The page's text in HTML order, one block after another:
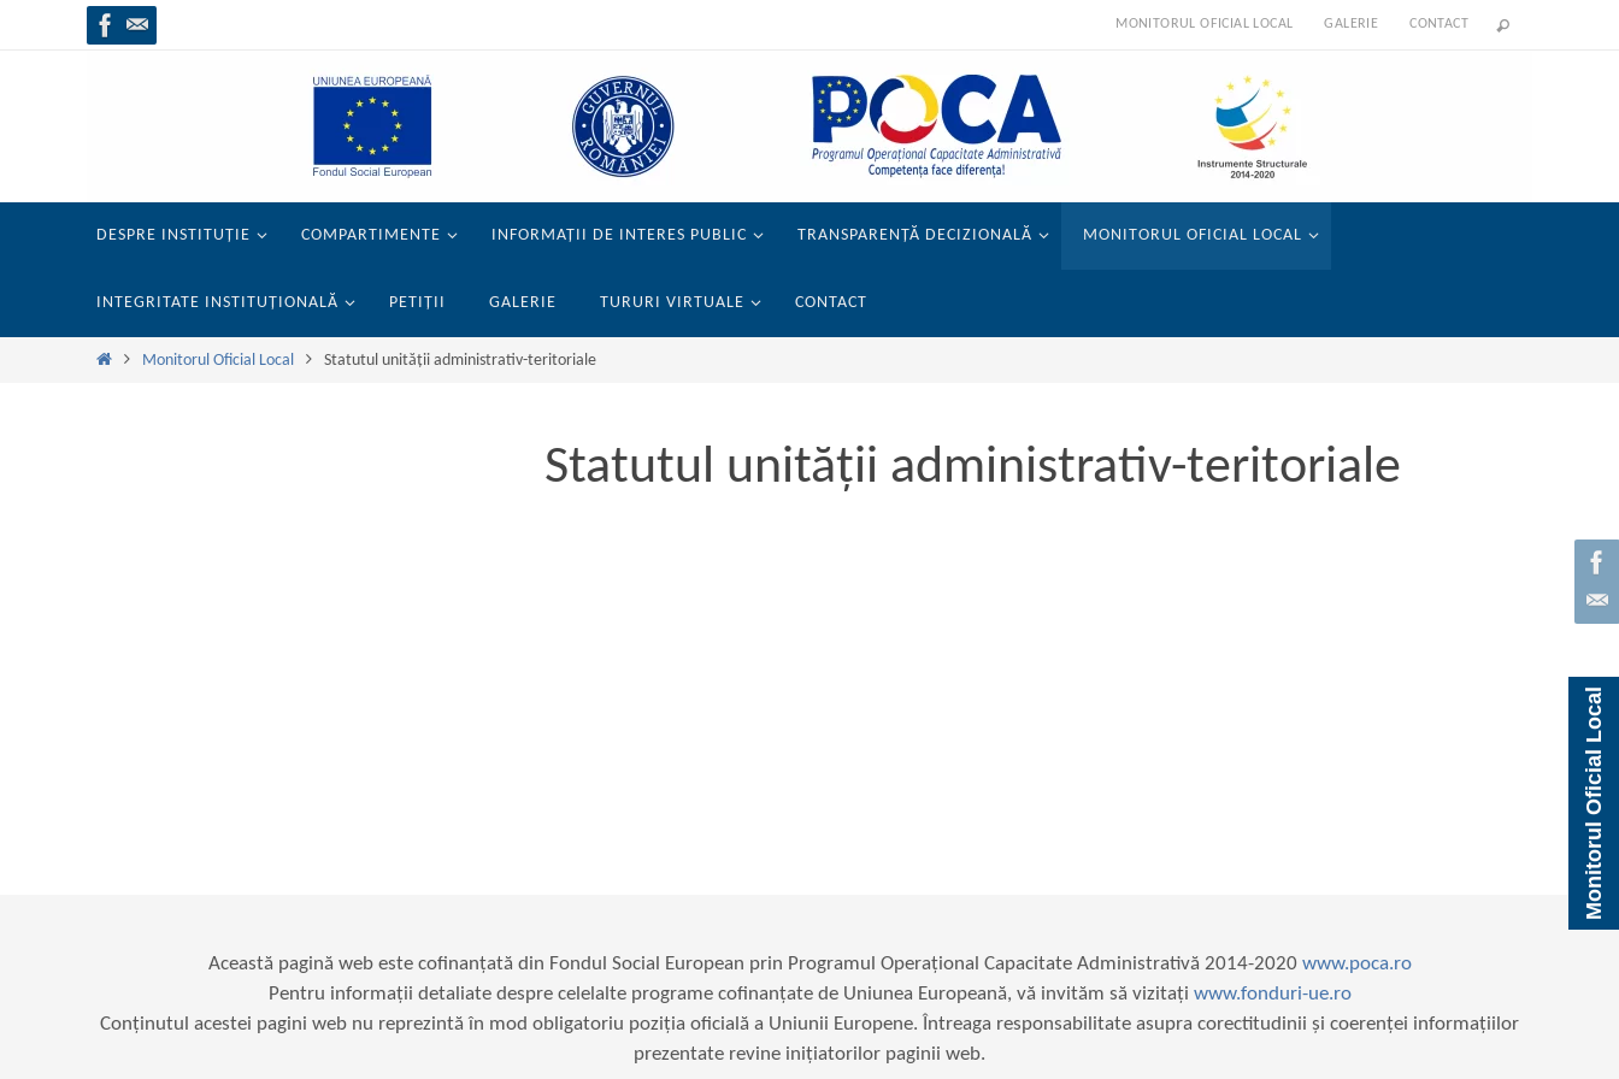
MONITORUL OFICIAL LOCAL GALERIE CONTACT
DESPRE INSTITUȚIE COMPARTIMENTE INFORMAȚII DE INTERES PUBLIC TRANSPARENȚĂ DECIZIONALĂ MONITORUL OFICIAL LOCAL
INTEGRITATE INSTITUȚIONALĂ PETIȚII GALERIE TURURI VIRTUALE CONTACT
PrimaMonitorul Oficial Local Statutul unității administrativ-teritoriale
Statutul unității administrativ-teritoriale
Această pagină web este cofinanțată din Fondul Social European prin Programul Operațional Capacitate Administrativă 2014-2020 www.poca.ro
Pentru informații detaliate despre celelalte programe cofinanțate de Uniunea Europeană, vă invităm să vizitați www.fonduri-ue.ro
Conținutul acestei pagini web nu reprezintă în mod obligatoriu poziția oficială a Uniunii Europene. Întreaga responsabilitate asupra corectitudinii și coerenței informațiilor
prezentate revine inițiatorilor paginii web.
Monitorul Oficial Local